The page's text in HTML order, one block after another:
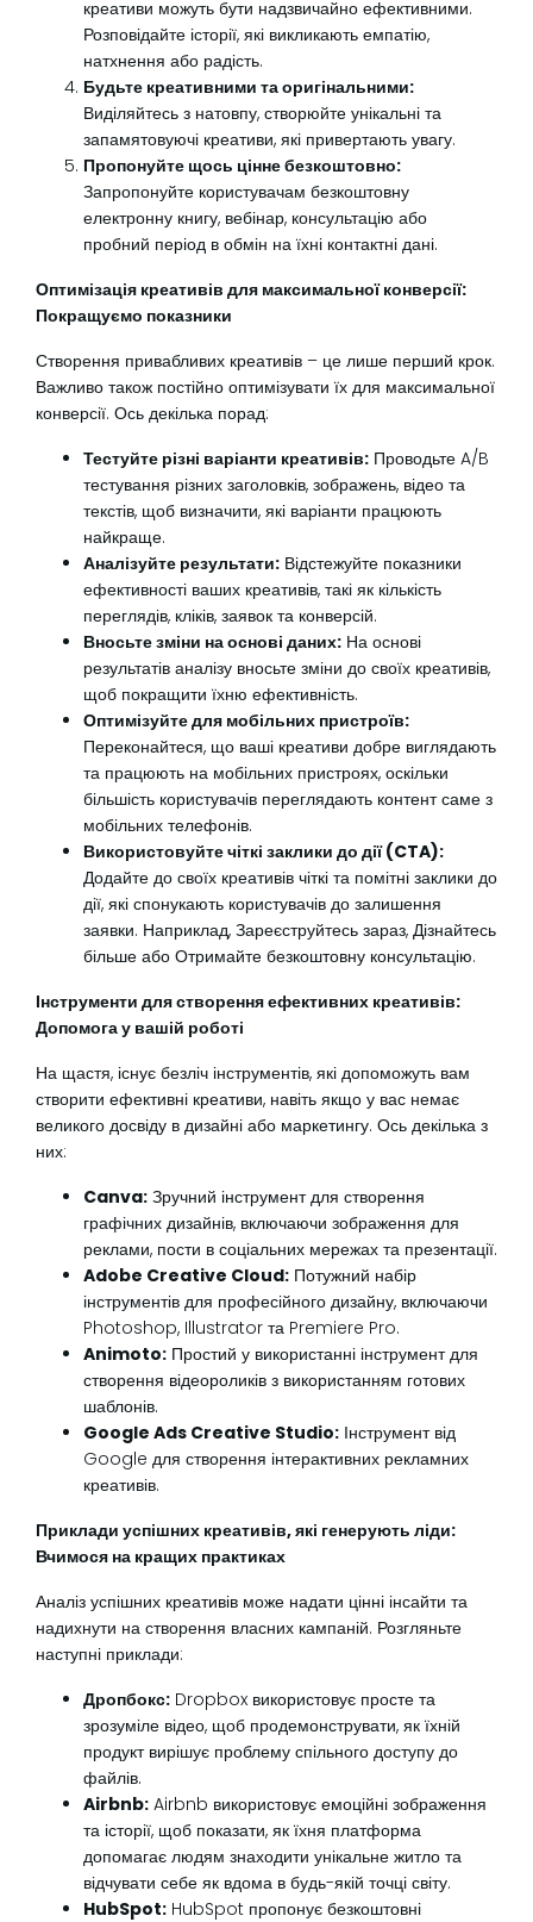
креативи можуть бути надзвичайно ефективними.
Розповідайте історії, які викликають емпатію,
натхнення або радість.
Будьте креативними та оригінальними:
Виділяйтесь з натовпу, створюйте унікальні та
запамятовуючі креативи, які привертають увагу.
Пропонуйте щось цінне безкоштовно:
Запропонуйте користувачам безкоштовну
електронну книгу, вебінар, консультацію або
пробний період в обмін на їхні контактні дані.
Оптимізація креативів для максимальної конверсії:
Покращуємо показники
Створення привабливих креативів – це лише перший крок.
Важливо також постійно оптимізувати їх для максимальної
конверсії. Ось декілька порад:
Тестуйте різні варіанти креативів: Проводьте A/B
тестування різних заголовків, зображень, відео та
текстів, щоб визначити, які варіанти працюють
найкраще.
Аналізуйте результати: Відстежуйте показники
ефективності ваших креативів, такі як кількість
переглядів, кліків, заявок та конверсій.
Вносьте зміни на основі даних: На основі
результатів аналізу вносьте зміни до своїх креативів,
щоб покращити їхню ефективність.
Оптимізуйте для мобільних пристроїв:
Переконайтеся, що ваші креативи добре виглядають
та працюють на мобільних пристроях, оскільки
більшість користувачів переглядають контент саме з
мобільних телефонів.
Використовуйте чіткі заклики до дії (CTA):
Додайте до своїх креативів чіткі та помітні заклики до
дії, які спонукають користувачів до залишення
заявки. Наприклад, Зареєструйтесь зараз, Дізнайтесь
більше або Отримайте безкоштовну консультацію.
Інструменти для створення ефективних креативів:
Допомога у вашій роботі
На щастя, існує безліч інструментів, які допоможуть вам
створити ефективні креативи, навіть якщо у вас немає
великого досвіду в дизайні або маркетингу. Ось декілька з
них:
Canva: Зручний інструмент для створення
графічних дизайнів, включаючи зображення для
реклами, пости в соціальних мережах та презентації.
Adobe Creative Cloud: Потужний набір
інструментів для професійного дизайну, включаючи
Photoshop, Illustrator та Premiere Pro.
Animoto: Простий у використанні інструмент для
створення відеороликів з використанням готових
шаблонів.
Google Ads Creative Studio: Інструмент від
Google для створення інтерактивних рекламних
креативів.
Приклади успішних креативів, які генерують ліди:
Вчимося на кращих практиках
Аналіз успішних креативів може надати цінні інсайти та
надихнути на створення власних кампаній. Розгляньте
наступні приклади:
Дропбокс: Dropbox використовує просте та
зрозуміле відео, щоб продемонструвати, як їхній
продукт вирішує проблему спільного доступу до
файлів.
Airbnb: Airbnb використовує емоційні зображення
та історії, щоб показати, як їхня платформа
допомагає людям знаходити унікальне житло та
відчувати себе як вдома в будь-якій точці світу.
HubSpot: HubSpot пропонує безкоштовні